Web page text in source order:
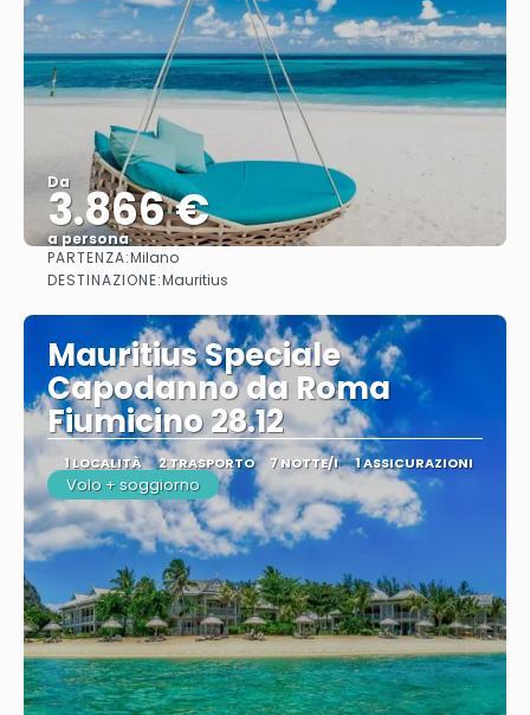
Da
3.866 €
a persona
PARTENZA:Milano
DESTINAZIONE:Mauritius
Mauritius Speciale
Capodanno da Roma
Fiumicino 28.12
1 LOCALITÀ 2 TRASPORTO 7 NOTTE/I 1 ASSICURAZIONI
Volo + soggiorno